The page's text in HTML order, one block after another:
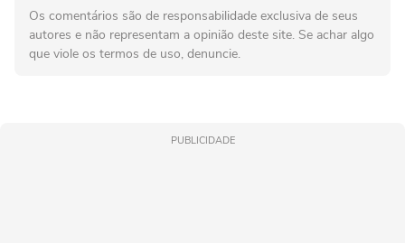
Os comentários são de responsabilidade exclusiva de seus
autores e não representam a opinião deste site. Se achar algo
que viole os termos de uso, denuncie.
PUBLICIDADE